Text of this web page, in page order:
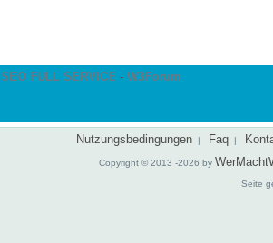
SEO FULL SERVICE - W3Forum
Nutzungsbedingungen | Faq |
Copyright © 2013 -2026 by
Seite